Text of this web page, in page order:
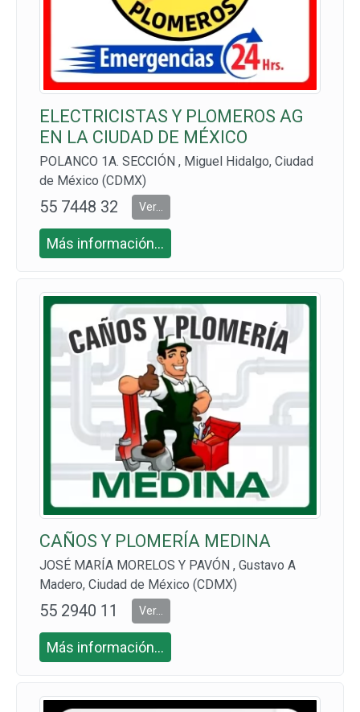
ELECTRICISTAS Y PLOMEROS AG
EN LA CIUDAD DE MÉXICO
POLANCO 1A. SECCIÓN , Miguel Hidalgo, Ciudad
de México (CDMX)
55 7448 32
36
Ver...
Más información...
CAÑOS Y PLOMERÍA MEDINA
JOSÉ MARÍA MORELOS Y PAVÓN , Gustavo A
Madero, Ciudad de México (CDMX)
55 2940 11
94
Ver...
Más información...